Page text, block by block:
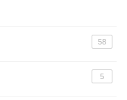
58
5